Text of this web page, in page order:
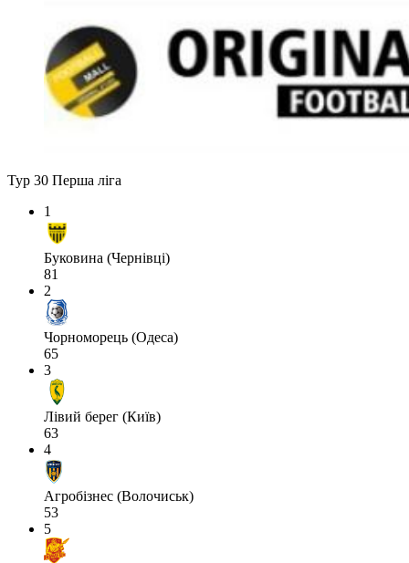
Тур 30 Перша ліга
1
Буковина (Чернівці)
81
2
Чорноморець (Одеса)
65
3
Лівий берег (Київ)
63
4
Агробізнес (Волочиськ)
53
5